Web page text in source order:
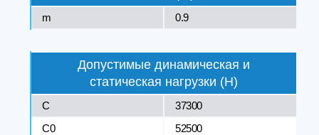
m 0.9
Допустимые динамическая и
статическая нагрузки (Н)
C
37300
C0
52500